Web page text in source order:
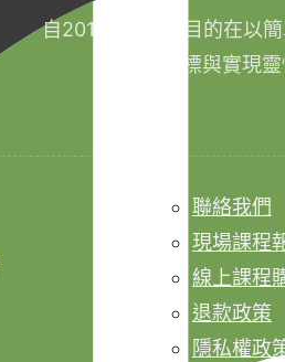
自2011年成立，目的在以
成生命目標與實現
聯絡我們
現場課程
線上課程
退款政策
隱私權政